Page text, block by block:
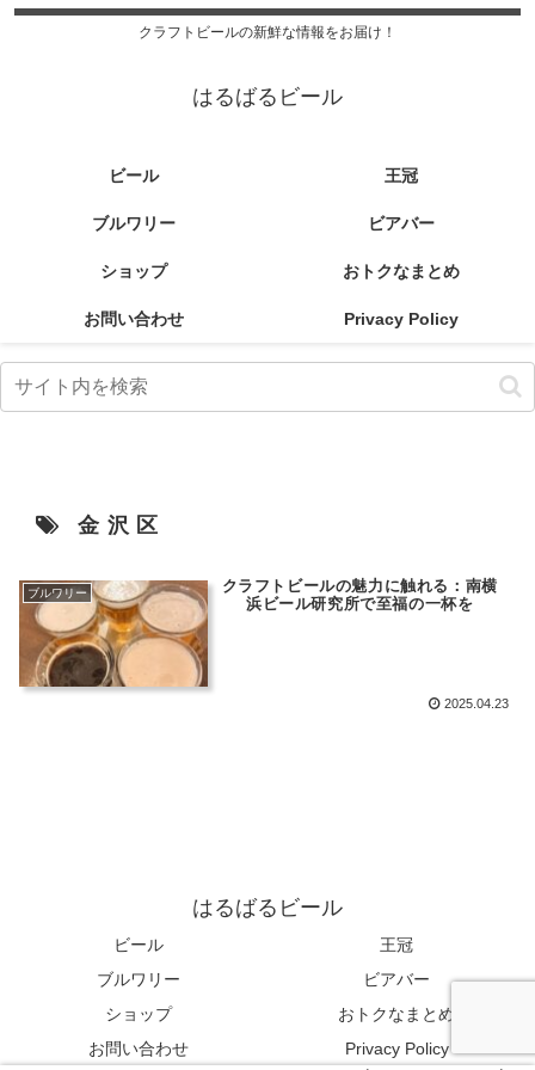
クラフトビールの新鮮な情報をお届け！
はるばるビール
ビール 王冠
ブルワリー ビアバー
ショップ おトクなまとめ
お問い合わせ Privacy Policy
金沢区
ブルワリー
クラフトビールの魅力に触れる：南横
浜ビール研究所で至福の一杯を
2025.04.23
はるばるビール
ビール
王冠
ブルワリー
ビアバー
ショップ
おトクなまとめ
お問い合わせ
Privacy Policy